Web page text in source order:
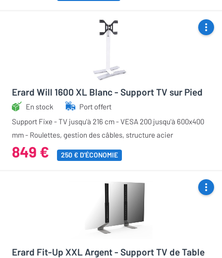
Erard Will 1600 XL Blanc - Support TV sur Pied
En stock
Port offert
Support Fixe - TV jusqu'à 216 cm - VESA 200 jusqu'à 600x400
mm - Roulettes, gestion des câbles, structure acier
849 € 250 € D'ÉCONOMIE
Erard Fit-Up XXL Argent - Support TV de Table